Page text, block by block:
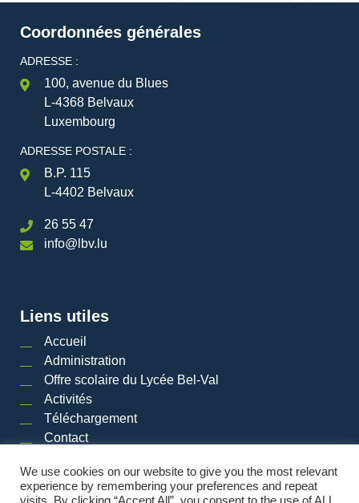
Coordonnées générales
ADRESSE :
100, avenue du Blues
L-4368 Belvaux
Luxembourg
ADRESSE POSTALE :
B.P. 115
L-4402 Belvaux
26 55 47
info@lbv.lu
Liens utiles
Accueil
Administration
Offre scolaire du Lycée Bel-Val
Activités
Téléchargement
Contact
We use cookies on our website to give you the most relevant
experience by remembering your preferences and repeat